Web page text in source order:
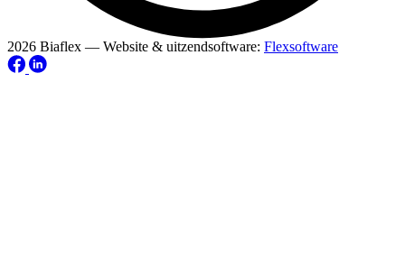
2026 Biaflex — Website & uitzendsoftware: Flexsoftware